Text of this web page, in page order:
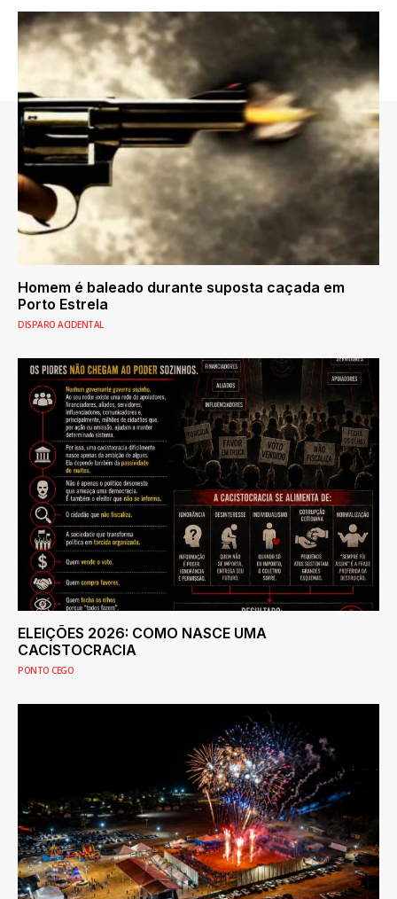
Homem é baleado durante suposta caçada em
Porto Estrela
DISPARO ACIDENTAL
ELEIÇÕES 2026: COMO NASCE UMA
CACISTOCRACIA
PONTO CEGO